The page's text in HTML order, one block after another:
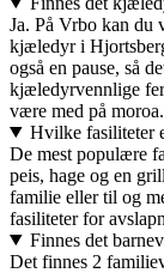
Ja. På Vrbo kan du
kjæledyr i
også en pause, så
kjæledyrvennlige
være med på moroa.
Hvilke fasiliteter
De mest populære
peis, hage og en
familie eller til og
fasiliteter for
Finnes det
Det finnes 2